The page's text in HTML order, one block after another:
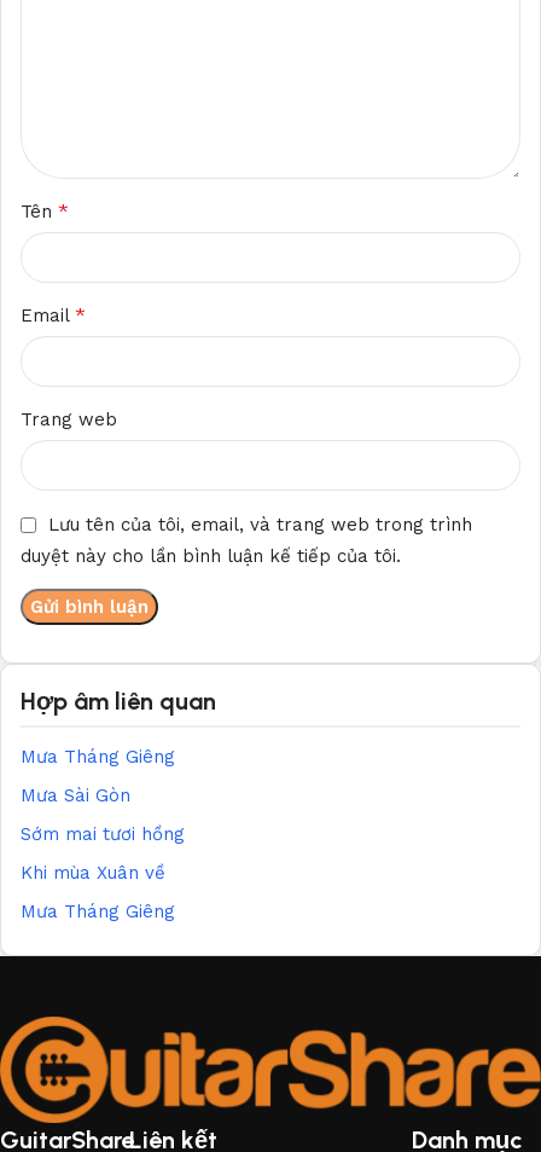
Tên *
Email *
Trang web
Lưu tên của tôi, email, và trang web trong trình
duyệt này cho lần bình luận kế tiếp của tôi.
Hợp âm liên quan
Mưa Tháng Giêng
Mưa Sài Gòn
Sớm mai tươi hồng
Khi mùa Xuân về
Mưa Tháng Giêng
GuitarShareLiên kết Danh mục